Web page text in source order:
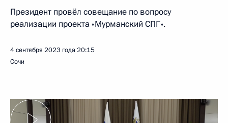
Президент провёл совещание по вопросу
реализации проекта «Мурманский СПГ».
4 сентября 2023 года20:15
Сочи